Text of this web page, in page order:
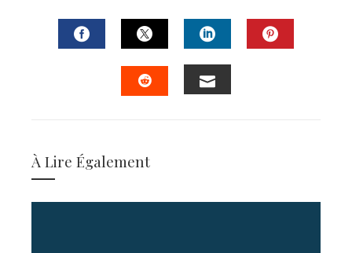
FACEBOOKTWITTERLINKEDIN
À Lire Également